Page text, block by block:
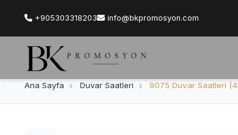
+905303318203 info@bkpromosyon.com
Ana Sayfa Duvar Saatleri 9075 Duvar Saatleri